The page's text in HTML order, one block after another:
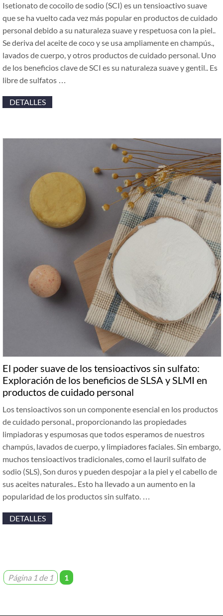
Isetionato de cocoilo de sodio (SCI) es un tensioactivo suave
que se ha vuelto cada vez más popular en productos de cuidado
personal debido a su naturaleza suave y respetuosa con la piel..
Se deriva del aceite de coco y se usa ampliamente en champús.,
lavados de cuerpo, y otros productos de cuidado personal. Uno
de los beneficios clave de SCI es su naturaleza suave y gentil.. Es
libre de sulfatos …
DETALLES
El poder suave de los tensioactivos sin sulfato:
Exploración de los beneficios de SLSA y SLMI en
productos de cuidado personal
Los tensioactivos son un componente esencial en los productos
de cuidado personal., proporcionando las propiedades
limpiadoras y espumosas que todos esperamos de nuestros
champús, lavados de cuerpo, y limpiadores faciales. Sin embargo,
muchos tensioactivos tradicionales, como el lauril sulfato de
sodio (SLS), Son duros y pueden despojar a la piel y el cabello de
sus aceites naturales.. Esto ha llevado a un aumento en la
popularidad de los productos sin sulfato. …
DETALLES
Página 1 de 1 1